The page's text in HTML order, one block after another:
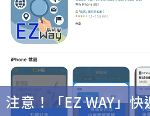
注意！「EZ WAY」